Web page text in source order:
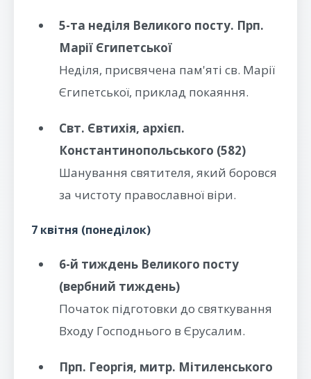
5-та неділя Великого посту. Прп.
Марії Єгипетської
Неділя, присвячена пам'яті св. Марії
Єгипетської, приклад покаяння.
Свт. Євтихія, архієп.
Константинопольського (582)
Шанування святителя, який боровся
за чистоту православної віри.
7 квітня (понеділок)
6-й тиждень Великого посту
(вербний тиждень)
Початок підготовки до святкування
Входу Господнього в Єрусалим.
Прп. Георгія, митр. Мітиленського